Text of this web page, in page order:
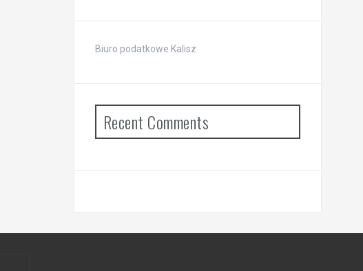
Biuro podatkowe Kalisz
Recent Comments